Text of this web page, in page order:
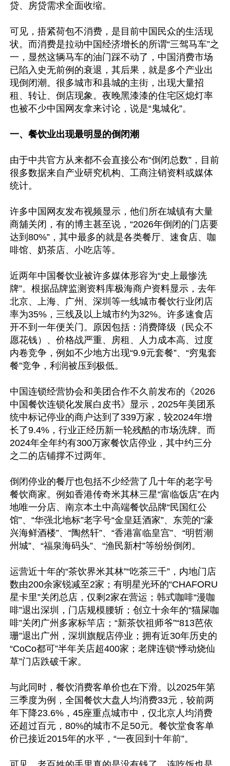
贷、房贷需求全面收缩。
可见，捂紧荷包不消费，是目前中国民众的生活现
状。而消费是拉动中国经济增长的所谓“三驾马车”之
一，显然这辆马车的油门踩不动了，中国消费市场
已陷入史无前例的衰退，其后果，就是多个产业出
现倒闭潮。很多城市和县城的主街，出现大量招
租、转让、倒店现象。夜晚黑漆漆的住宅区熄灯率
也被不少中国网友拿来讨论，说是“鬼城化”。
一、餐饮业出现最明显的倒闭潮
由于中共官方从来都不会直接公布“倒闭总数”，目前
很多数据来自产业研究机构、工商注销资料或媒体
统计。
许多中国网友发布视频显示，他们所在城镇有大量
商舖关闭，有的博主甚至说，“2026年倒闭的门店要
达到80%”，其中最多的就是各类餐厅、速食店、咖
啡馆、奶茶店、小吃店等。
近两年中国餐饮业被许多媒体形容为“史上最惨洗
牌”。根据品牌监测资料库极海商户资料显示，去年
北京、上海、广州、深圳等一线城市餐饮行业闭店
率为35%，三线及以上城市约为32%。许多速食店
开不到一年便关门。原因包括：消费降级（民众不
愿花钱）、价格战严重、房租、人力成本高、过度
内卷竞争，例如不少地方出现“9.9元套餐”、“穷鬼套
餐”竞争，利润被压到极低。
中国连锁经营协会和美团合作不久前发布的《2026
中国餐饮连锁化发展白皮书》显示，2025年美团系
统中标记停业的商户达到了339万家，较2024年增
长了9.4%，行业正经历新一轮残酷的市场洗牌。而
2024年全年约有300万家餐饮店停业，其中约三分
之二的店铺撑不过两年。
倒闭停业的餐厅也包括不少经营了几十年的老字号
餐饮商家。例如香港传奇米其林三星“富临饭店”在内
地唯一分店、南京本土中高端餐饮品牌“民国红公
馆”、“华强北地标”老字号“金皇廷酒家”、东莞的“濠
兴海鲜酒楼”、“陶然轩”、“香港富临皇宫”、“明哲潮
州城”、“福泉海码头”、“渔民新村”等纷纷倒闭。
运营近十年的“茶饮界米其林”“吃茶三千”，内地门店
数由200余家锐减至2家；有明星光环的“CHAFORU
星卡里”关闭总店，仅剩2家在营运；韩式咖啡“漫咖
啡”退出深圳，门店规模腰斩；创立十余年的“猫屎咖
啡”关闭广州多家标竿店；“新茶饮祖师爷”“813芭依
珊”退出广州，深圳旗舰店停业；拥有近30年历史的
“CoCo都可”半年关店超400家；老牌连锁“悸动烧仙
草”门店跌破千家。
与此同时，餐饮消费客单价也在下滑。以2025年第
三季度为例，全国餐饮大盘人均消费33元，较前两
年下降23.6%，45座重点城市中，仅北京人均消费
还超过百元，80%的城市不足50元。餐饮堂食客单
价已接近2015年的水平，“一夜回到十年前”。